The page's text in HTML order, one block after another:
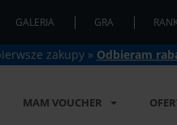
GALERIA GRA
zakupy » Odbieram
MAM VOUCHER